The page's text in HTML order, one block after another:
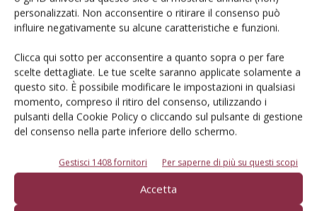
personalizzati. Non acconsentire o ritirare il consenso può
influire negativamente su alcune caratteristiche e funzioni.
Clicca qui sotto per acconsentire a quanto sopra o per fare
scelte dettagliate. Le tue scelte saranno applicate solamente a
questo sito. È possibile modificare le impostazioni in qualsiasi
momento, compreso il ritiro del consenso, utilizzando i
pulsanti della Cookie Policy o cliccando sul pulsante di gestione
del consenso nella parte inferiore dello schermo.
Gestisci 1408 fornitori Per saperne di più su questi scopi
Accetta
© Tecniche Nuove Spa. Tutti i diritti riservati. Sede legale Via Eritrea 21 -
20157 Milano | Codice fiscale, Partita IVA e Iscrizione al Registro delle